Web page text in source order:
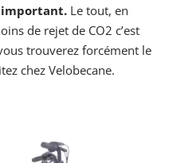
important. Le tout, en
de rejet de CO2 c’est
trouverez forcément le
chez Velobecane.